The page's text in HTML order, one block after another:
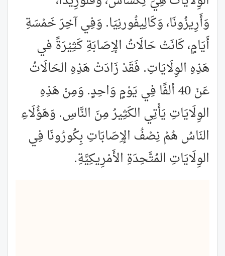
وَأَرِيزُونَا، وَكَالِيفُورنِيَا. وَفِي آخِرَ خَمْسَةِ
أَيَامٍ، كَانَتْ حَالَاتُ الإِصَابَةِ كَثِيْرَةً في
هَذِهِ الوِلَايَاتِ. فَقَدْ زَادَتْ هَذِهِ الحَالَاتُ
عَنْ 40 ألفًا فِي يَوْمٍ وَاحِدٍ. وَمِنْ هَذِهِ
الوِلَايَاتِ يَأْتِي الكَثِيرُ مِنَ النَّاسِ. وَهَؤُلَاءِ
النَاسُ هُمْ نِصْفُ الإِصَابَاتِ بِكُورُونَا فِي
الوِلَايَاتِ المُتَّحِدَةِ الأَمْرِيكِيَّةِ.